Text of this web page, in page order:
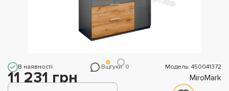
В наявності Відгуки: 0 Модель: 450041372
11 231 грн MiroMark